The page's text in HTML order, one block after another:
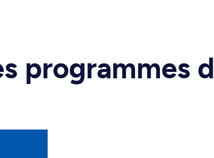
programmes